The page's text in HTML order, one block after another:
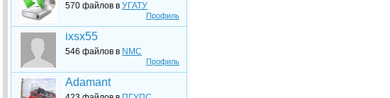
Профиль
570 файлов в УГАТУ
Профиль
ixsx55
546 файлов в NMC
Adamant